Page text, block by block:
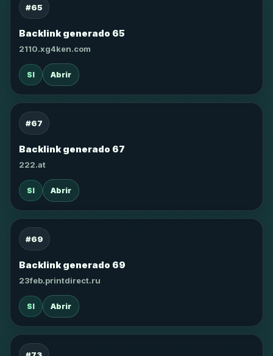
#65
Backlink generado 65
2110.xg4ken.com
SI Abrir
#67
Backlink generado 67
222.at
SI Abrir
#69
Backlink generado 69
23feb.printdirect.ru
SI Abrir